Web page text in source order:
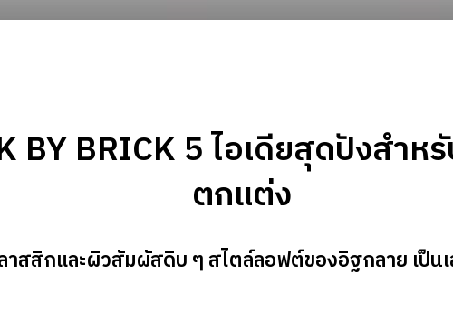
BY BRICK 5 ไอเดียสุดปังสำห
ตกแต่ง
สสิกและผิวสัมผัสดิบ ๆ สไตล์ลอฟต์ของอิฐกลาย เป็น